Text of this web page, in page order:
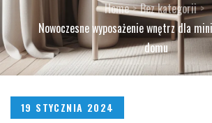
Home
Bez kategorii
Nowoczesne wyposażenie wnętrz dla
domu
Posted
19 STYCZNIA 2024